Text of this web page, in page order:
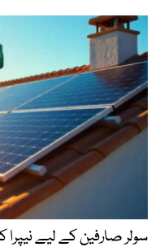
سولر صارفین کے لیے